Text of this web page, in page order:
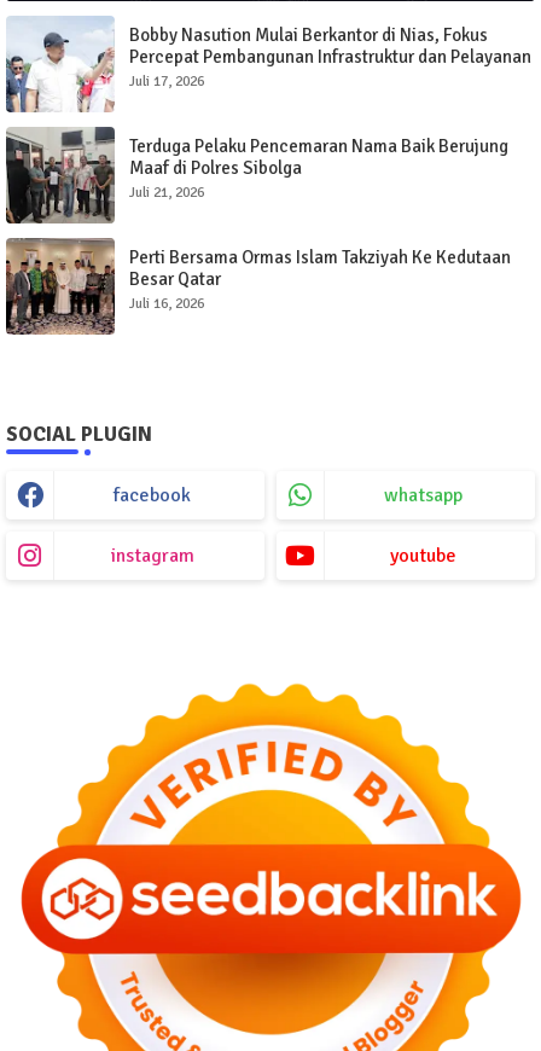
Bobby Nasution Mulai Berkantor di Nias, Fokus
Percepat Pembangunan Infrastruktur dan Pelayanan
Publik
Juli 17, 2026
Terduga Pelaku Pencemaran Nama Baik Berujung
Maaf di Polres Sibolga
Juli 21, 2026
Perti Bersama Ormas Islam Takziyah Ke Kedutaan
Besar Qatar
Juli 16, 2026
SOCIAL PLUGIN
facebook whatsapp
instagram youtube